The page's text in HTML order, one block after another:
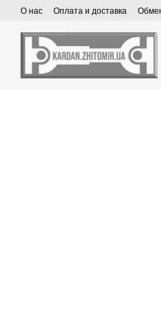
Перейти к основному контенту
О нас Оплата и доставка